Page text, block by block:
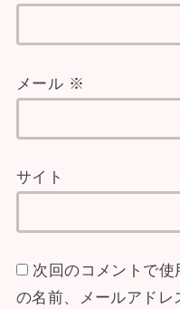
メール ※
サイト
次回のコメントで
の名前、メールアドレ